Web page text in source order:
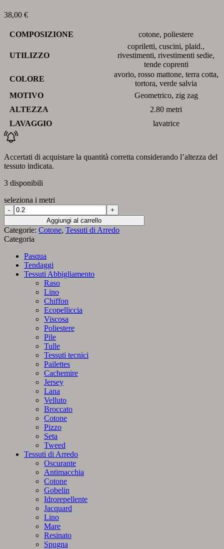
38,00 €
COMPOSIZIONE cotone, poliestere
UTILIZZO
copriletti, cuscini, plaid.,
rivestimenti, rivestimenti sedie,
tende coprenti
COLORE
avorio, rosso mattone, terra cotta,
tortora, verde salvia
MOTIVO
Geometrico, zig zag
ALTEZZA
2.80 metri
LAVAGGIO
lavatrice
Accertati di acquistare la quantità corretta considerando l’altezza del
tessuto indicata.
3 disponibili
seleziona i metri
Tessuto
misto
cotone
con
motivo
geometrico
Aggiungi al carrello
Categorie: Cotone, Tessuti di Arredo
Categoria
Pasqua
Tendaggi
Tessuti Abbigliamento
Raso
Lino
Chiffon
Ecopelliccia
Viscosa
Poliestere
Pile
Tulle
Tessuti tecnici
Pailettes
Cachemire
Jersey
Lana
Velluto
Broccato
Cotone
Pizzo
Seta
Tweed
Tessuti di Arredo
Oscurante
Antimacchia
Cotone
Gobelin
Idrorepellente
Jacquard
Lino
Mare
Resinato
Spugna